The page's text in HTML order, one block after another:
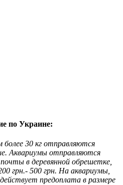
по Украине:
30 кг отправляются
Аквариумы отправляются
в деревянной обрешетке,
грн.- 500 грн. На аквариумы,
предоплата в размере